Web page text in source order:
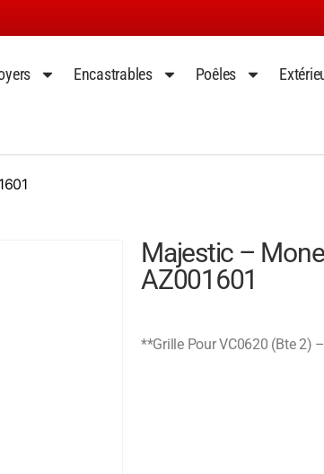
Encastrables Poêles
Majestic –
AZ001601
**Grille Pour VC0620 (Bte 2)